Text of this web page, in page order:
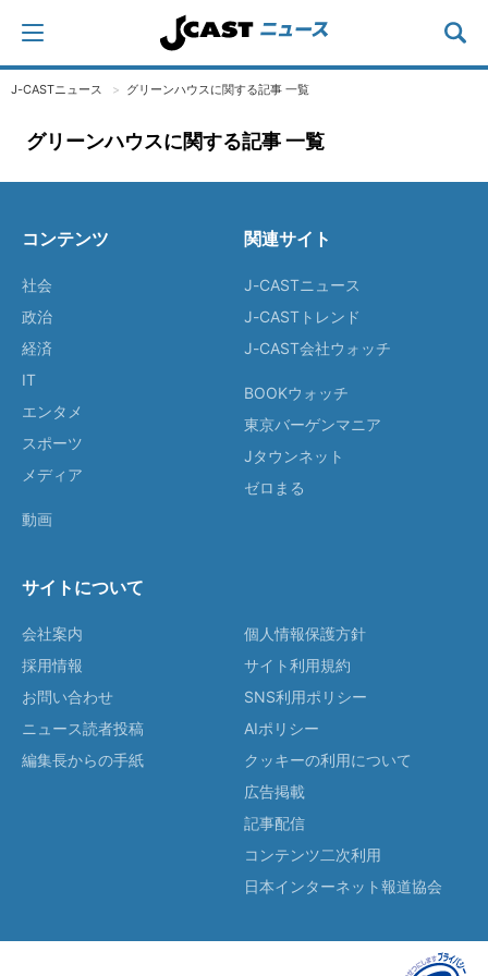
J-CASTニュース グリーンハウスに関する記事 一覧
グリーンハウスに関する記事 一覧
コンテンツ
社会
政治
経済
IT
エンタメ
スポーツ
メディア
動画
関連サイト
J-CASTニュース
J-CASTトレンド
J-CAST会社ウォッチ
BOOKウォッチ
東京バーゲンマニア
Jタウンネット
ゼロまる
サイトについて
会社案内
採用情報
お問い合わせ
ニュース読者投稿
編集長からの手紙
個人情報保護方針
サイト利用規約
SNS利用ポリシー
AIポリシー
クッキーの利用について
広告掲載
記事配信
コンテンツ二次利用
日本インターネット報道協会